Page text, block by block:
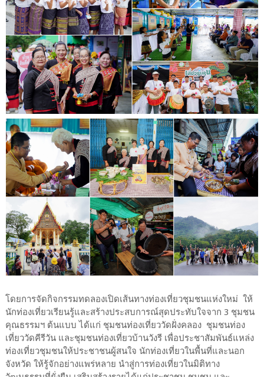
โดยการจัดกิจกรรมทดลองเปิดเส้นทางท่องเที่ยวชุมชนแห่งใหม่ ให้
นักท่องเที่ยวเรียนรู้และสร้างประสบการณ์สุดประทับใจจาก 3 ชุมชน
คุณธรรมฯ ต้นแบบ ได้แก่ ชุมชนท่องเที่ยววัดฝั่งคลอง ชุมชนท่อง
เที่ยววัดคีรีวัน และชุมชนท่องเที่ยวบ้านวังรี เพื่อประชาสัมพันธ์แหล่ง
ท่องเที่ยวชุมชนให้ประชาชนผู้สนใจ นักท่องเที่ยวในพื้นที่และนอก
จังหวัด ให้รู้จักอย่างแพร่หลาย นำสู่การท่องเที่ยวในมิติทาง